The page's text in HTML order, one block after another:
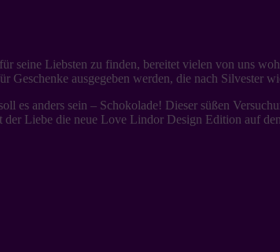
seine Liebsten zu finden, bereitet vielen von uns
Geschenke ausgegeben werden, die nach
es anders sein – Schokolade! Dieser süßen
der Liebe die neue Love Lindor Design Edition auf